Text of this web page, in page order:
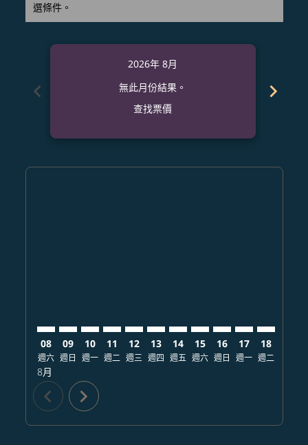
選條件。
chevron_left
2026年 8月
無此月份結果。
查找票價
chevron_right
08
週六
8月
09
週日
10
週一
11
週二
12
週三
13
週四
14
週五
15
週六
16
週日
17
週一
18
週二
chevron_left chevron_right